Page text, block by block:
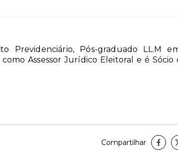
Previdenciário, Pós-graduado LL.M
Assessor Jurídico Eleitoral e é Sócio
Compartilhar